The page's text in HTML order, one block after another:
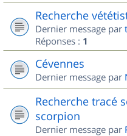
Recherche
Dernier message par
Réponses : 1
Cévennes
Dernier message par
Recherche tracé
scorpion
Dernier message par